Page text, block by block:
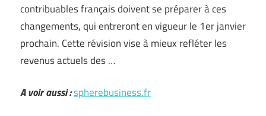
contribuables français doivent se préparer à ces
changements, qui entreront en vigueur le 1er janvier
prochain. Cette révision vise à mieux refléter les
revenus actuels des …
A voir aussi :spherebusiness.fr